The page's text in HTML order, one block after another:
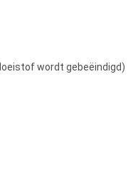
wordt gebeëindigd)